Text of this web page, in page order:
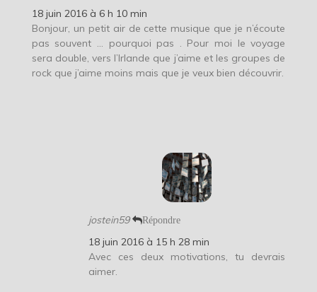
18 juin 2016 à 6 h 10 min
Bonjour, un petit air de cette musique que je n’écoute
pas souvent … pourquoi pas . Pour moi le voyage
sera double, vers l’Irlande que j’aime et les groupes de
rock que j’aime moins mais que je veux bien découvrir.
jostein59 Répondre
18 juin 2016 à 15 h 28 min
Avec ces deux motivations, tu devrais
aimer.